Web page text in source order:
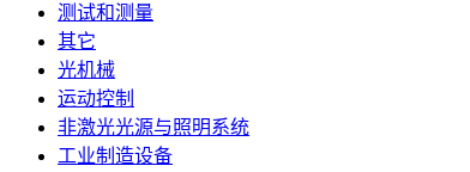
测试和测量
其它
光机械
运动控制
非激光光源与照明系统
工业制造设备